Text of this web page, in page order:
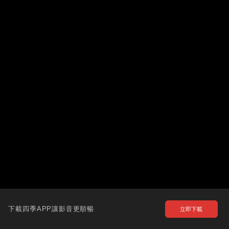
下載四季APP讓影音更順暢 立即下載